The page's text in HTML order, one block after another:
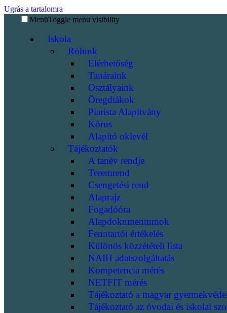
Ugrás a tartalomra
MenüToggle menu visibility
Iskola
Rólunk
Elérhetőség
Tanáraink
Osztályaink
Öregdiákok
Piarista Alapítvány
Kórus
Alapító oklevél
Tájékoztatók
A tanév rendje
Teremrend
Csengetési rend
Alaprajz
Fogadóóra
Alapdokumentumok
Fenntartói értékelés
Különös közzétételi lista
NAIH adatszolgáltatás
Kompetencia mérés
NETFIT mérés
Tájékoztató a magyar
Tájékoztató az óvodai és iskolai